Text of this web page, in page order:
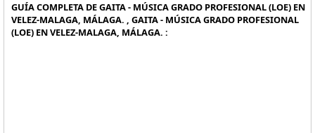
GUÍA COMPLETA DE GAITA - MÚSICA GRADO PROFESIONAL (LOE) EN
VELEZ-MALAGA, MÁLAGA. , GAITA - MÚSICA GRADO PROFESIONAL
(LOE) EN VELEZ-MALAGA, MÁLAGA. :